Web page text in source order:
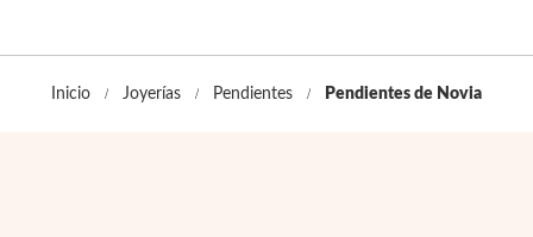
Inicio Joyerías Pendientes Pendientes de Novia